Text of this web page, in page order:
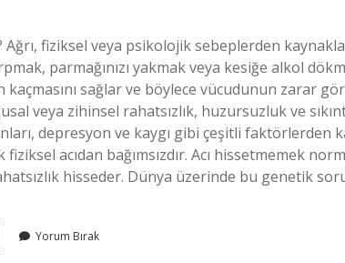
Ağrı, fiziksel veya psikolojik sebeplerden
parmağınızı yakmak veya kesiğe alkol
sağlar ve böylece vücudunun zarar
veya zihinsel rahatsızlık, huzursuzluk ve
depresyon ve kaygı gibi çeşitli faktörlerden
acıdan bağımsızdır. Acı hissetmemek
hisseder. Dünya üzerinde bu genetik
Yorum Bırak